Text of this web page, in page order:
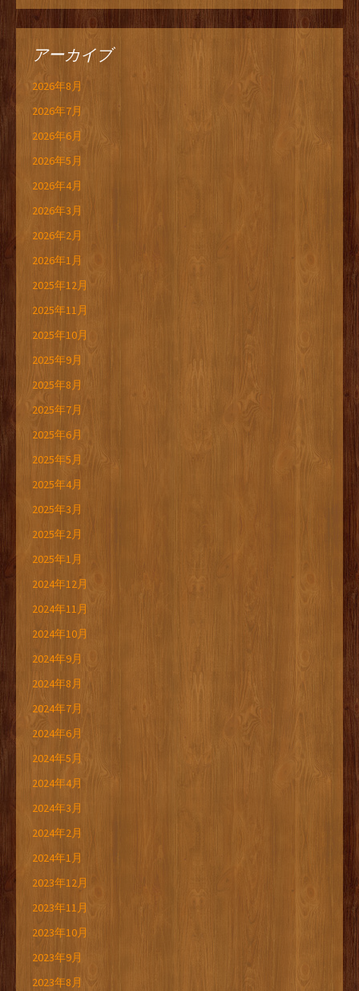
アーカイブ
2026年8月
2026年7月
2026年6月
2026年5月
2026年4月
2026年3月
2026年2月
2026年1月
2025年12月
2025年11月
2025年10月
2025年9月
2025年8月
2025年7月
2025年6月
2025年5月
2025年4月
2025年3月
2025年2月
2025年1月
2024年12月
2024年11月
2024年10月
2024年9月
2024年8月
2024年7月
2024年6月
2024年5月
2024年4月
2024年3月
2024年2月
2024年1月
2023年12月
2023年11月
2023年10月
2023年9月
2023年8月